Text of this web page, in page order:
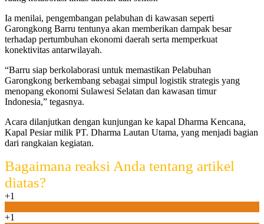
Ia menilai, pengembangan pelabuhan di kawasan seperti
Garongkong Barru tentunya akan memberikan dampak besar
terhadap pertumbuhan ekonomi daerah serta memperkuat
konektivitas antarwilayah.
“Barru siap berkolaborasi untuk memastikan Pelabuhan
Garongkong berkembang sebagai simpul logistik strategis yang
menopang ekonomi Sulawesi Selatan dan kawasan timur
Indonesia,” tegasnya.
Acara dilanjutkan dengan kunjungan ke kapal Dharma Kencana,
Kapal Pesiar milik PT. Dharma Lautan Utama, yang menjadi bagian
dari rangkaian kegiatan.
Bagaimana reaksi Anda tentang artikel
diatas?
+1
+1